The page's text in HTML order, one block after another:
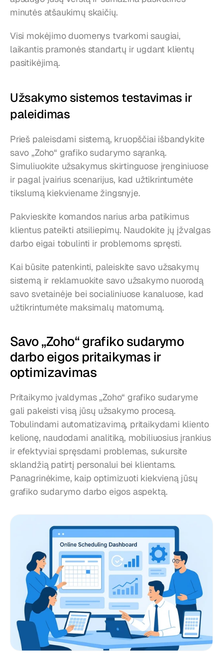
minutės atšaukimų skaičių.
Visi mokėjimo duomenys tvarkomi saugiai,
laikantis pramonės standartų ir ugdant klientų
pasitikėjimą.
Užsakymo sistemos testavimas ir
paleidimas
Prieš paleisdami sistemą, kruopščiai išbandykite
savo „Zoho“ grafiko sudarymo sąranką.
Simuliuokite užsakymus skirtinguose įrenginiuose
ir pagal įvairius scenarijus, kad užtikrintumėte
tikslumą kiekviename žingsnyje.
Pakvieskite komandos narius arba patikimus
klientus pateikti atsiliepimų. Naudokite jų įžvalgas
darbo eigai tobulinti ir problemoms spręsti.
Kai būsite patenkinti, paleiskite savo užsakymų
sistemą ir reklamuokite savo užsakymo nuorodą
savo svetainėje bei socialiniuose kanaluose, kad
užtikrintumėte maksimalų matomumą.
Savo „Zoho“ grafiko sudarymo
darbo eigos pritaikymas ir
optimizavimas
Pritaikymo įvaldymas „Zoho“ grafiko sudaryme
gali pakeisti visą jūsų užsakymo procesą.
Tobulindami automatizavimą, pritaikydami kliento
kelionę, naudodami analitiką, mobiliuosius įrankius
ir efektyviai spręsdami problemas, sukursite
sklandžią patirtį personalui bei klientams.
Panagrinėkime, kaip optimizuoti kiekvieną jūsų
grafiko sudarymo darbo eigos aspektą.